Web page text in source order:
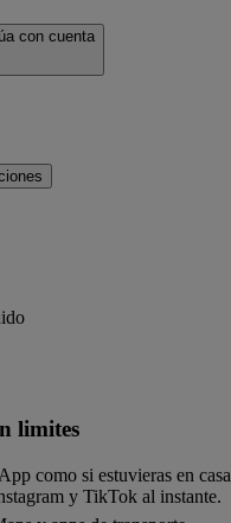
con cuenta
limites
como si estuvieras en casa
y TikTok al instante.